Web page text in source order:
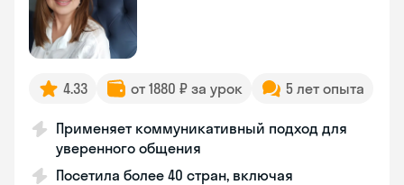
4.33 от 1880 ₽ за урок 5 лет опыта
Применяет коммуникативный подход для
уверенного общения
Посетила более 40 стран, включая